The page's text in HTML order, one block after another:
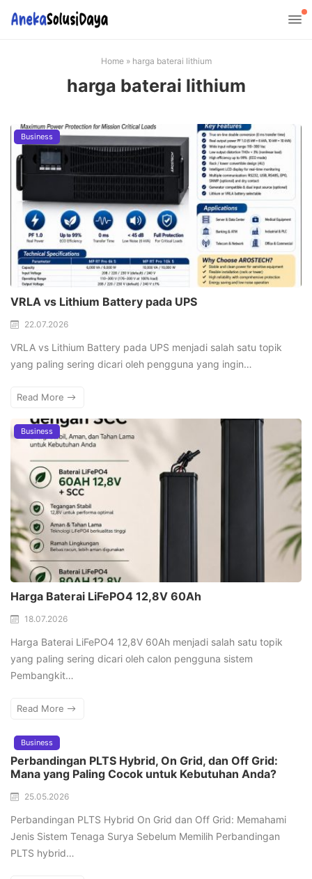
Home» harga baterai lithium
harga baterai lithium
Business
VRLA vs Lithium Battery pada UPS
22.07.2026
VRLA vs Lithium Battery pada UPS menjadi salah satu topik
yang paling sering dicari oleh pengguna yang ingin…
Read More
Business
Harga Baterai LiFePO4 12,8V 60Ah
18.07.2026
Harga Baterai LiFePO4 12,8V 60Ah menjadi salah satu topik
yang paling sering dicari oleh calon pengguna sistem
Pembangkit…
Read More
Business
Perbandingan PLTS Hybrid, On Grid, dan Off Grid:
Mana yang Paling Cocok untuk Kebutuhan Anda?
25.05.2026
Perbandingan PLTS Hybrid On Grid dan Off Grid: Memahami
Jenis Sistem Tenaga Surya Sebelum Memilih Perbandingan
PLTS hybrid…